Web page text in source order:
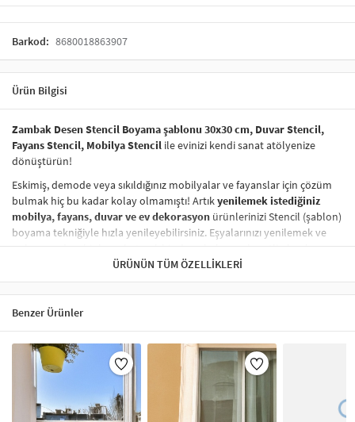
Barkod: 8680018863907
Ürün Bilgisi
Zambak Desen Stencil Boyama şablonu 30x30 cm, Duvar Stencil,
Fayans Stencil, Mobilya Stencil ile evinizi kendi sanat atölyenize
dönüştürün!
Eskimiş, demode veya sıkıldığınız mobilyalar ve fayanslar için çözüm
bulmak hiç bu kadar kolay olmamıştı! Artıkyenilemek istediğiniz
mobilya, fayans, duvar ve ev dekorasyon ürünlerinizi Stencil (şablon)
boyama tekniğiyle hızla yenileyebilirsiniz. Eşyalarınızı yenilemek ve
onlaramodern bir hava katmakhiç de pahalı ve zahmetli olmak
zorunda değil! Stencil şablonları, dilediğiniz her yüzeye pratik bir
şekildedesen uygulamanızısağlar ve mobilyalarınızın, duvarlarınızın,
kumaşlarınızın görünümünü anında değiştirebilir.
Çocuğunuzun dolabına, mutfak fayanslarına,
kumaşlara bile bant yardımıyla sabitleyip, istediğiniz renklerle
boyama yapabilirsiniz. Evinizi,
kişisel zevkinizle özelleştirebilir
boyama seti ile yaratıcı projeler gerçekleştirebilirsiniz.El işi ve ev
dekorasyonu
sevenler için stencil, kolayca uygulanabilecek eğlenceli
ve etkili bir aktivitedir.
ÜRÜNÜN TÜM ÖZELLIKLERI
Benzer Ürünler